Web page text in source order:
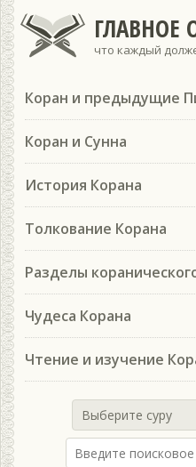
ГЛАВНОЕ
что каждый
Коран и предыдущие
Коран и Сунна
История Корана
Толкование Корана
Разделы
Чудеса Корана
Чтение и изучение
Выберите суру